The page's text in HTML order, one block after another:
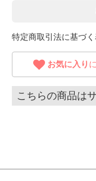
特定商取引法に基づく
お気に入り
こちらの商品は